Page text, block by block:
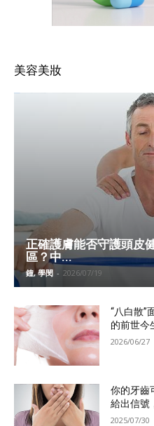
美容美妝
正確護膚能否守護頭皮
區？中...
鐘, 學閔 - 2026/07/19
“八白散”
的前世今
2026/06/27
你的牙齒
給出信號
2025/07/30